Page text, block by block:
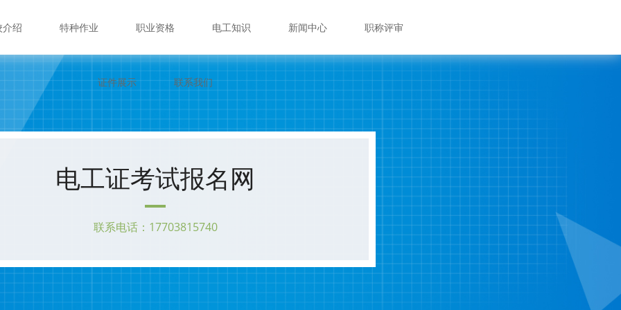
介绍 特种作业 职业资格 电工知识 新闻中心 职称评审
证件展示 联系我们
电工证考试报名网
联系电话：17703815740